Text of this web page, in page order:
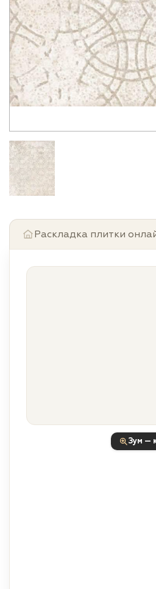
Раскладка плитки
Зум —